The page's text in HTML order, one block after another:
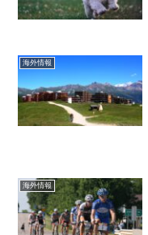
海外情報
海外情報